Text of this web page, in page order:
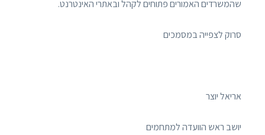
שהמשרדים האמורים פתוחים לקהל ובאתרי האינטרנט.
סרוק לצפייה במסמכים
אריאל יוצר
יושב ראש הוועדה למתחמים